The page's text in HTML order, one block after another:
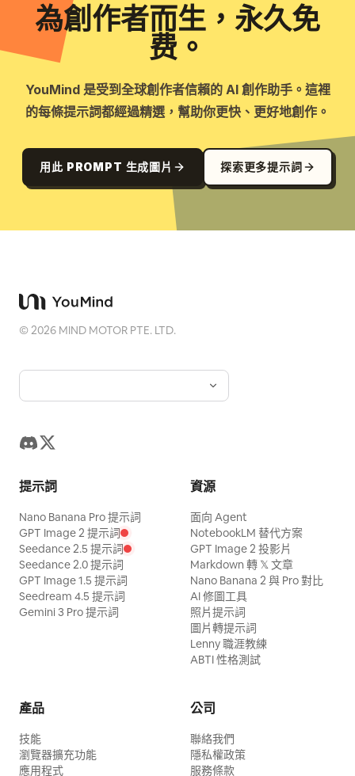
為創作者而生，永久免
费。
YouMind 是受到全球創作者信賴的 AI 創作助手。這裡
的每條提示詞都經過精選，幫助你更快、更好地創作。
用此 PROMPT 生成圖片 探索更多提示詞
©2026 MIND MOTOR PTE. LTD.
提示詞
Nano Banana Pro 提示詞
GPT Image 2 提示詞
Seedance 2.5 提示詞
Seedance 2.0 提示詞
GPT Image 1.5 提示詞
Seedream 4.5 提示詞
Gemini 3 Pro 提示詞
資源
面向 Agent
NotebookLM 替代方案
GPT Image 2 投影片
Markdown 轉 𝕏 文章
Nano Banana 2 與 Pro 對比
AI 修圖工具
照片提示詞
圖片轉提示詞
Lenny 職涯教練
ABTI 性格測試
產品
技能
瀏覽器擴充功能
應用程式
公司
聯絡我們
隱私權政策
服務條款